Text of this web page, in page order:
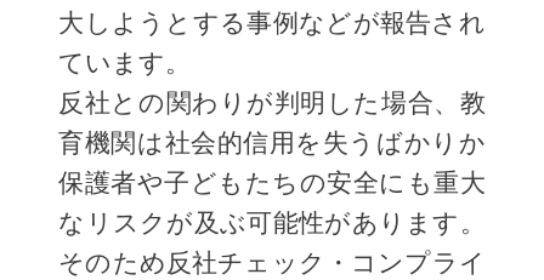
大しようとする事例などが報告され
ています。
反社との関わりが判明した場合、教
育機関は社会的信用を失うばかりか
保護者や子どもたちの安全にも重大
なリスクが及ぶ可能性があります。
そのため反社チェック・コンプライ